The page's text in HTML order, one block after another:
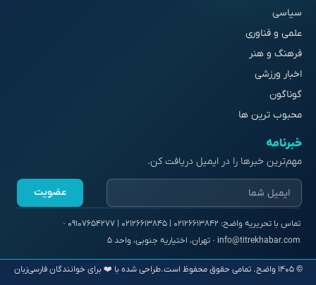
سیاسی
علمی و فناوری
فرهنگ و هنر
اخبار ورزشی
گوناگون
محبوب ترین ها
خبرنامه
مهم‌ترین خبرها را در ایمیل دریافت کن.
عضویت
© ۱۴۰۵ واضح. تمامی حقوق محفوظ است. طراحی شده با ❤️ برای خوانندگان فارسی‌زبان